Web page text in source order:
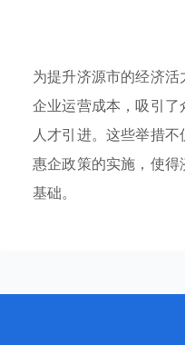
为提升济源市的经济
企业运营成本，吸引了
人才引进。这些举措
惠企政策的实施，使
基础。